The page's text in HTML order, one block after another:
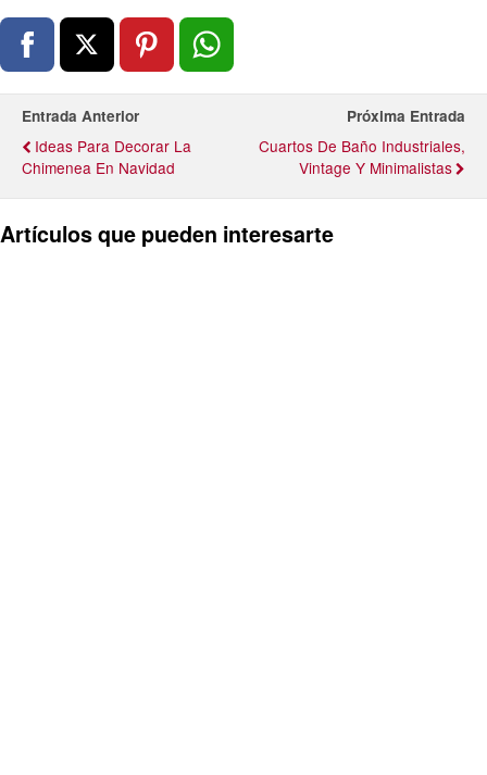
Entrada Anterior
Ideas Para Decorar La
Chimenea En Navidad
Próxima Entrada
Cuartos De Baño Industriales,
Vintage Y Minimalistas
Artículos que pueden interesarte